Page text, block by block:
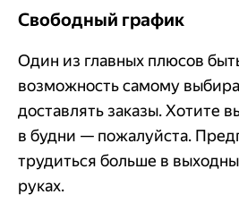
Свободный график
Один из главных плюсов
возможность самому
доставлять заказы. Хотите
в будни — пожалуйста.
трудиться больше в
руках.